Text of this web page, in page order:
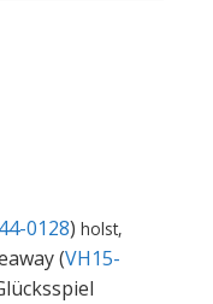
0128) holst,
(VH15-